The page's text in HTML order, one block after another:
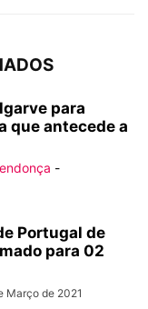
para
que antecede a
-
Portugal de
para 02
Março de 2021